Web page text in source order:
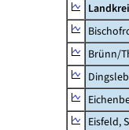
Brünn/
Eisfeld,